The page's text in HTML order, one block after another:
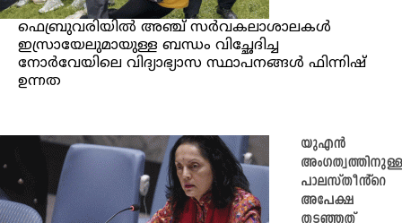
ഫെബ്രുവരിയിൽ അഞ്ച് സർവകലാശാലകൾ
ഇസ്രായേലുമായുള്ള ബന്ധം വിച്ഛേദിച്ച
നോർവേയിലെ വിദ്യാഭ്യാസ സ്ഥാപനങ്ങൾ ഫിന്നിഷ്
ഉന്നത
യുഎൻ
അംഗത്വത്തിനുള്ള
പാലസ്തീൻ്റെ
അപേക്ഷ